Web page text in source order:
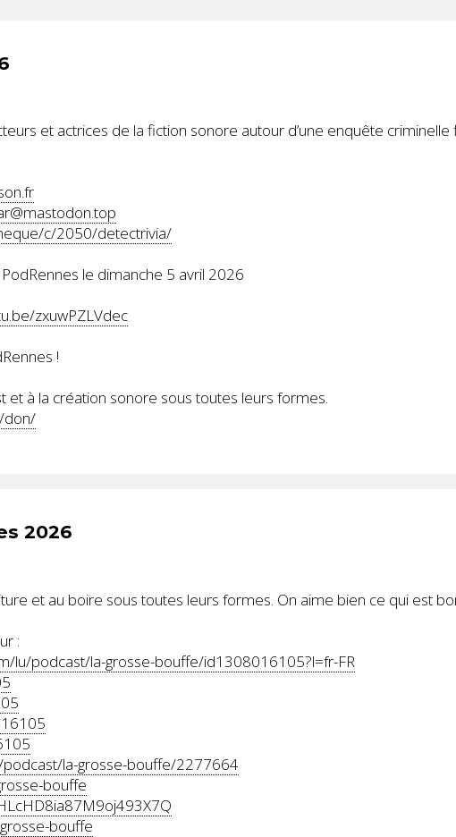
et actrices de la fiction sonore autour d’une enquête criminelle
c/2050/detectrivia/
le dimanche 5 avril 2026
zxuwPZLVdec
!
et à la création sonore sous toutes leurs formes.
don/
2026
et au boire sous toutes leurs formes. On aime bien ce qui est
:
lu/podcast/la-grosse-bouffe/id1308016105?l=fr-FR
la-grosse-bouffe/2277664
bouffe
bouffe